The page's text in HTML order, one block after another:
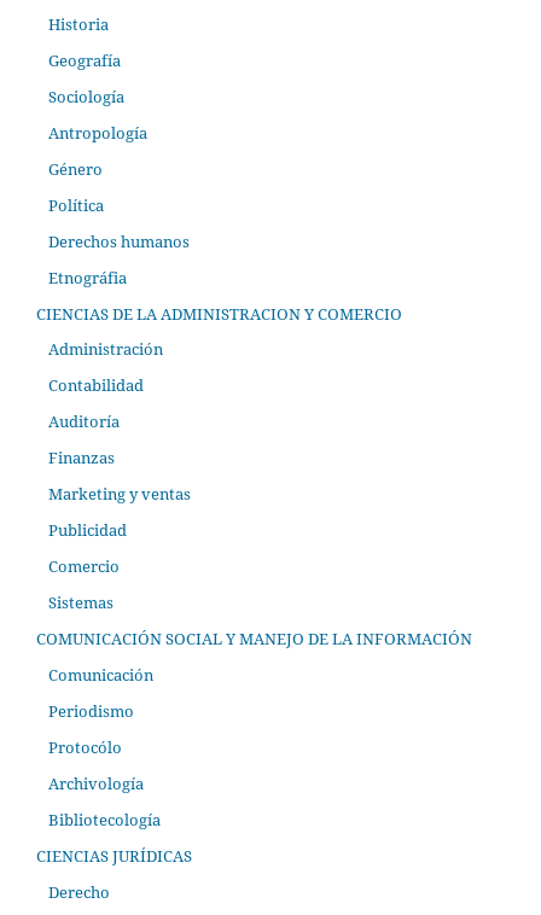
Historia
Geografía
Sociología
Antropología
Género
Política
Derechos humanos
Etnográfia
CIENCIAS DE LA ADMINISTRACION Y COMERCIO
Administración
Contabilidad
Auditoría
Finanzas
Marketing y ventas
Publicidad
Comercio
Sistemas
COMUNICACIÓN SOCIAL Y MANEJO DE LA INFORMACIÓN
Comunicación
Periodismo
Protocólo
Archivología
Bibliotecología
CIENCIAS JURÍDICAS
Derecho